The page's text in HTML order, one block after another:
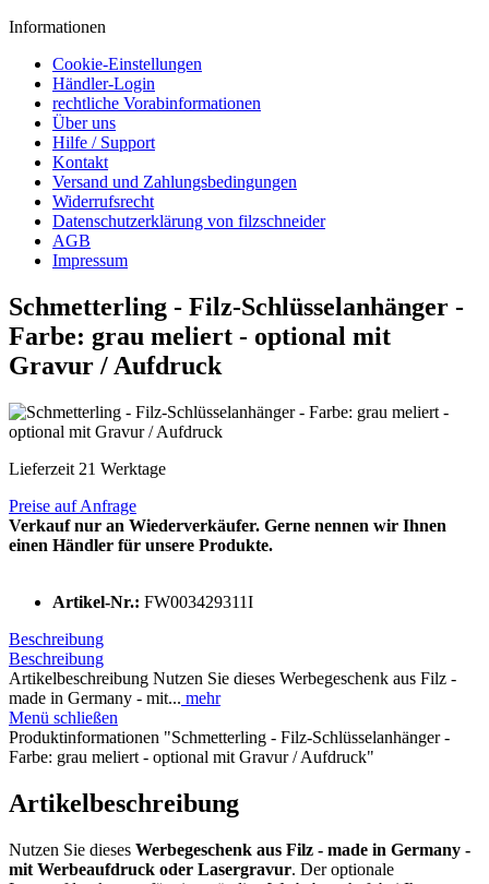
Informationen
Cookie-Einstellungen
Händler-Login
rechtliche Vorabinformationen
Über uns
Hilfe / Support
Kontakt
Versand und Zahlungsbedingungen
Widerrufsrecht
Datenschutzerklärung von filzschneider
AGB
Impressum
Schmetterling - Filz-Schlüsselanhänger -
Farbe: grau meliert - optional mit
Gravur / Aufdruck
Lieferzeit 21 Werktage
Preise auf Anfrage
Verkauf nur an Wiederverkäufer. Gerne nennen wir Ihnen
einen Händler für unsere Produkte.
Artikel-Nr.: FW003429311I
Beschreibung
Beschreibung
Artikelbeschreibung Nutzen Sie dieses Werbegeschenk aus Filz -
made in Germany - mit... mehr
Menü schließen
Produktinformationen "Schmetterling - Filz-Schlüsselanhänger -
Farbe: grau meliert - optional mit Gravur / Aufdruck"
Artikelbeschreibung
Nutzen Sie dieses Werbegeschenk aus Filz - made in Germany -
mit Werbeaufdruck oder Lasergravur. Der optionale